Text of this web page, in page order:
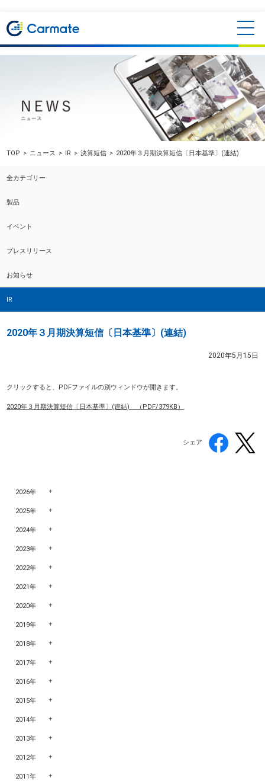
TOP ニュース IR 決算短信 2020年３月期決算短信〔日本基準〕(連結)
全カテゴリー
製品
イベント
プレスリリース
お知らせ
IR
2020年３月期決算短信〔日本基準〕(連結)
2020年5月15日
クリックすると、PDFファイルの別ウィンドウが開きます。
2020年３月期決算短信〔日本基準〕(連結) （PDF/379KB）
シェア
2026年
2025年
2024年
2023年
2022年
2021年
2020年
2019年
2018年
2017年
2016年
2015年
2014年
2013年
2012年
2011年